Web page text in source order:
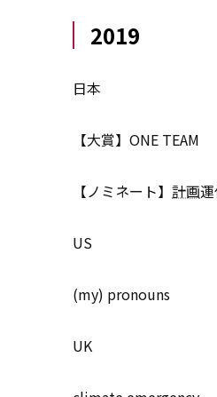
2019
日本
【大賞】ONE TEAM
【ノミネート】 計画
US
(my) pronouns
UK